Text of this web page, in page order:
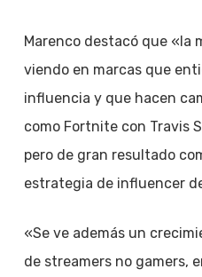
Marenco destacó que «la
viendo en marcas que
influencia y que hacen
como Fortnite con Travis
pero de gran resultado
estrategia de influencer
«Se ve además un
de streamers no gamers,